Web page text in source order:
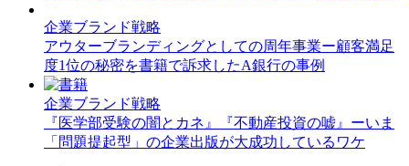
企業ブランド戦略
アウターブランディングとしての周年事業ー顧客満足
度1位の秘密を書籍で訴求したA銀行の事例
企業ブランド戦略
『医学部受験の闇とカネ』『不動産投資の嘘』ーいま
「問題提起型」の企業出版が大成功しているワケ